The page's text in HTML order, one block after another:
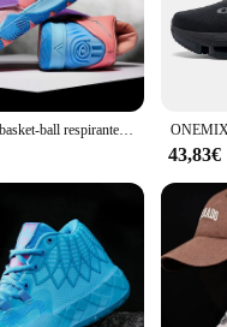
the rigors of daily wear,
ensuring that you can go the
shoes are an excellent
Baskets de basket-ball respirantes super légères pour hommes et femmes, chaussures de course, confortables, entraînement de fitness, luxe, couple, tendance
43,83€